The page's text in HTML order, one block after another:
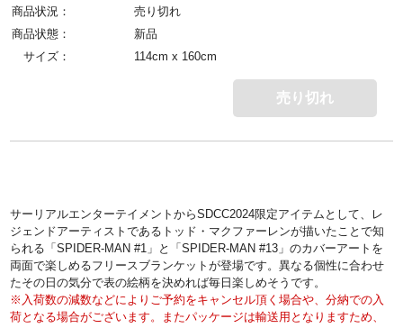
商品状況：
売り切れ
商品状態：
新品
サイズ：
114cm x 160cm
売り切れ
サーリアルエンターテイメントからSDCC2024限定アイテムとして、レ
ジェンドアーティストであるトッド・マクファーレンが描いたことで知
られる「SPIDER-MAN #1」と「SPIDER-MAN #13」のカバーアートを
両面で楽しめるフリースブランケットが登場です。異なる個性に合わせ
たその日の気分で表の絵柄を決めれば毎日楽しめそうです。
※入荷数の減数などによりご予約をキャンセル頂く場合や、分納での入
荷となる場合がございます。またパッケージは輸送用となりますため、